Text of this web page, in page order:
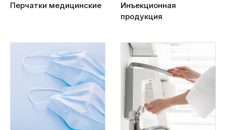
Перчатки медицинские
Инъекционная
продукция